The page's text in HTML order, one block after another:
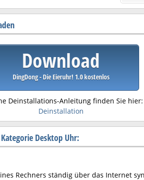
Download
DingDong - Die Eieruhr! 1.0 kostenlos
Deinstallations-Anleitung finden Sie hier:
Deinstallation
Desktop Uhr:
Rechners ständig über das Internet